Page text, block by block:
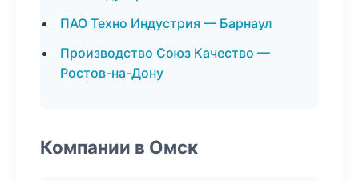
ПАО Техно Индустрия — Барнаул
Производство Союз Качество —
Ростов-на-Дону
Компании в Омск